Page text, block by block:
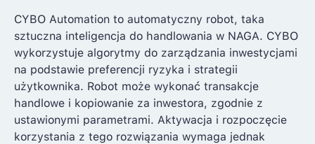
CYBO Automation to automatyczny robot, taka
sztuczna inteligencja do handlowania w NAGA. CYBO
wykorzystuje algorytmy do zarządzania inwestycjami
na podstawie preferencji ryzyka i strategii
użytkownika. Robot może wykonać transakcje
handlowe i kopiowanie za inwestora, zgodnie z
ustawionymi parametrami. Aktywacja i rozpoczęcie
korzystania z tego rozwiązania wymaga jednak